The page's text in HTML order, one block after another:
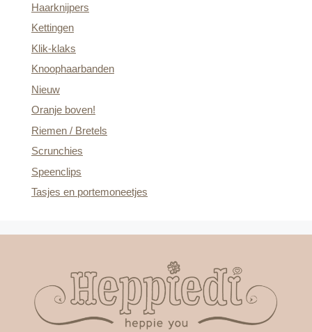
Haarknijpers
Kettingen
Klik-klaks
Knoophaarbanden
Nieuw
Oranje boven!
Riemen / Bretels
Scrunchies
Speenclips
Tasjes en portemoneetjes